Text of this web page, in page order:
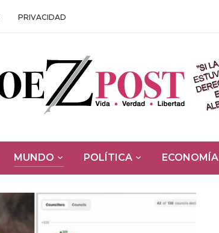
PRIVACIDAD
MUNDO POLÍTICA ECONOMÍA